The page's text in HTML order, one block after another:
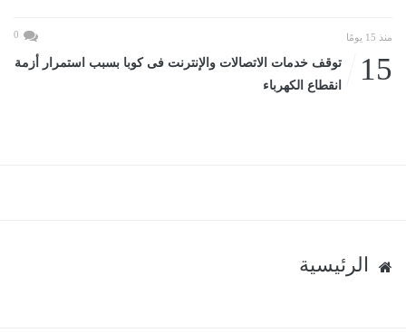
منذ 15 يومًا 0
15
توقف خدمات الاتصالات والإنترنت فى كوبا بسبب استمرار أزمة
انقطاع الكهرباء
الرئيسية